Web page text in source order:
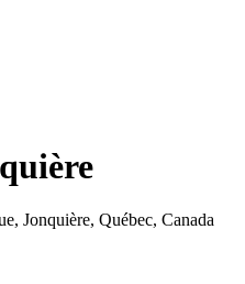
Jonquière, Québec, Canada